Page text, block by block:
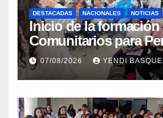
DESTACADAS NACIONALES NOTICIAS
Inicio de la formación
Comunitarios para
Discapacidad en el
Rehabilitación J.J.
07/08/2026 YENDI